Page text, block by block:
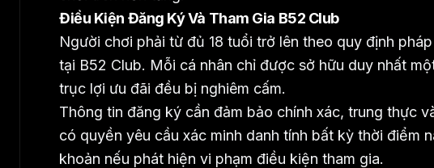
Điều Kiện Đăng Ký Và Tham Gia B52 Club
Người chơi phải từ đủ 18 tuổi trở lên theo quy định
tại B52 Club. Mỗi cá nhân chỉ được sở hữu duy nhất
trục lợi ưu đãi đều bị nghiêm cấm.
Thông tin đăng ký cần đảm bảo chính xác, trung thực
có quyền yêu cầu xác minh danh tính bất kỳ thời điểm
khoản nếu phát hiện vi phạm điều kiện tham gia.